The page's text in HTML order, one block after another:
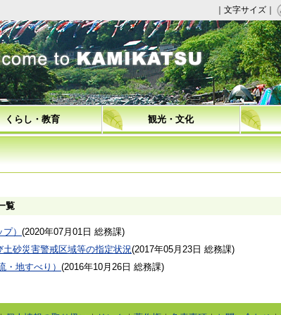
｜文字サイズ｜
上勝町
くらし・教育 観光・文化
覧
） (2020年07月01日 総務課)
砂災害警戒区域等の指定状況(2017年05月23日 総務課)
地すべり） (2016年10月26日 総務課)